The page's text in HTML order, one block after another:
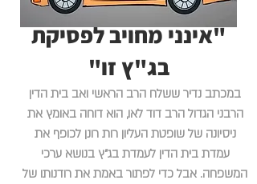
"אינני מחויב לפסיקת
בג"ץ זו"
במכתב נדיר ששלח הרב הראשי ואב בית הדין
הרבני הגדול הרב דוד לאו, הוא דוחה באומץ את
ניסיונה של שופטת העליון רות רונן לכופף את
עמדת בית הדין לעמדת בג"ץ בנושא ערכי
המשפחה. אבל כדי לפתור באמת את רודנותו של